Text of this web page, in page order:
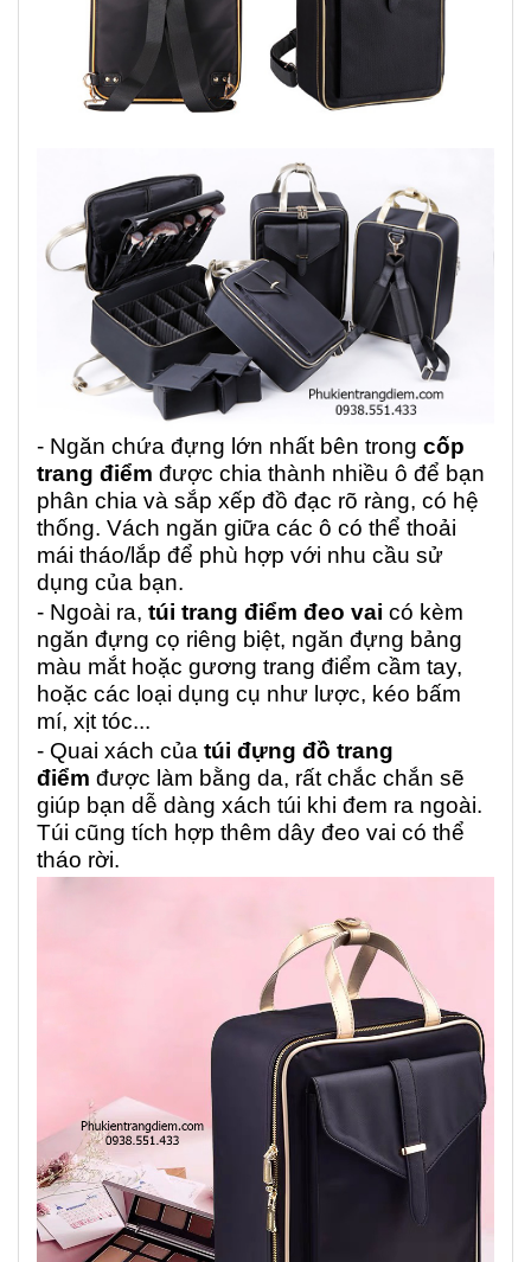
- Ngăn chứa đựng lớn nhất bên trong cốp
trang điểm được chia thành nhiều ô để bạn
phân chia và sắp xếp đồ đạc rõ ràng, có hệ
thống. Vách ngăn giữa các ô có thể thoải
mái tháo/lắp để phù hợp với nhu cầu sử
dụng của bạn.
- Ngoài ra, túi trang điểm đeo vai có kèm
ngăn đựng cọ riêng biệt, ngăn đựng bảng
màu mắt hoặc gương trang điểm cầm tay,
hoặc các loại dụng cụ như lược, kéo bấm
mí, xịt tóc...
- Quai xách của túi đựng đồ trang
điểm được làm bằng da, rất chắc chắn sẽ
giúp bạn dễ dàng xách túi khi đem ra ngoài.
Túi cũng tích hợp thêm dây đeo vai có thể
tháo rời.